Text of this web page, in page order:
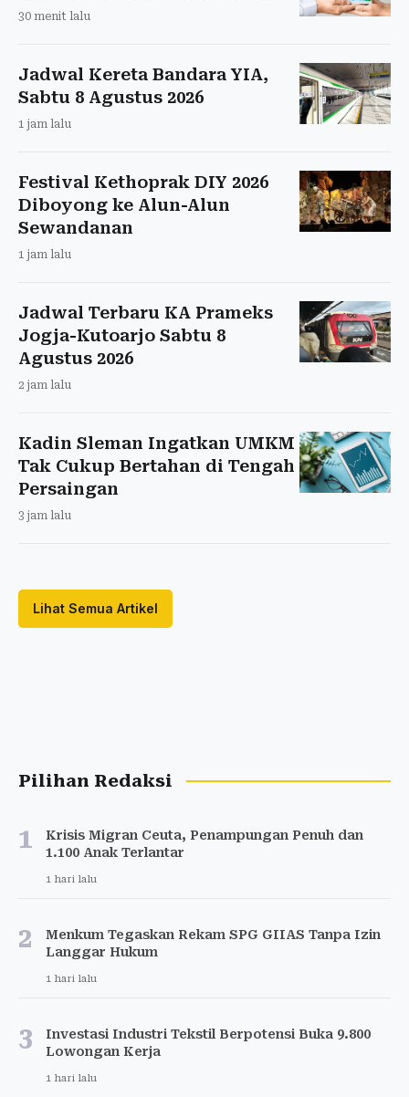
30 menit lalu
Jadwal Kereta Bandara YIA,
Sabtu 8 Agustus 2026
1 jam lalu
Festival Kethoprak DIY 2026
Diboyong ke Alun-Alun
Sewandanan
1 jam lalu
Jadwal Terbaru KA Prameks
Jogja-Kutoarjo Sabtu 8
Agustus 2026
2 jam lalu
Kadin Sleman Ingatkan UMKM
Tak Cukup Bertahan di Tengah
Persaingan
3 jam lalu
Lihat Semua Artikel
Pilihan Redaksi
1
Krisis Migran Ceuta, Penampungan Penuh dan
1.100 Anak Terlantar
1 hari lalu
2
Menkum Tegaskan Rekam SPG GIIAS Tanpa Izin
Langgar Hukum
1 hari lalu
3
Investasi Industri Tekstil Berpotensi Buka 9.800
Lowongan Kerja
1 hari lalu